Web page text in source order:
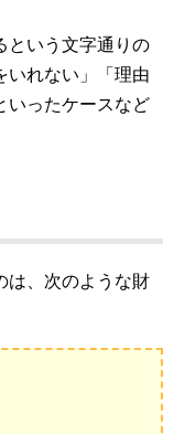
という文字通りの
いれない」「理由
いったケースなど
は、次のような財